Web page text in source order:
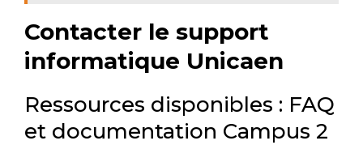
Contacter le support
informatique Unicaen
Ressources disponibles : FAQ
et documentation Campus 2